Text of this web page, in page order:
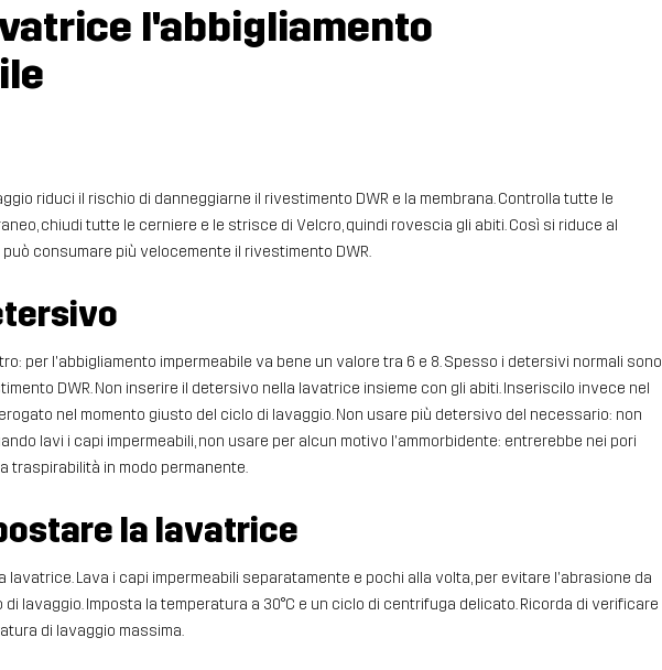
l'abbigliamento
riduci il rischio di danneggiarne il rivestimento DWR e la membrana. Controlla tutte le
chiudi tutte le cerniere e le strisce di Velcro, quindi rovescia gli abiti. Così si riduce al
consumare più velocemente il rivestimento DWR.
per l'abbigliamento impermeabile va bene un valore tra 6 e 8. Spesso i detersivi normali sono
DWR. Non inserire il detersivo nella lavatrice insieme con gli abiti. Inseriscilo invece nel
nel momento giusto del ciclo di lavaggio. Non usare più detersivo del necessario: non
lavi i capi impermeabili, non usare per alcun motivo l'ammorbidente: entrerebbe nei pori
traspirabilità in modo permanente.
la lavatrice
lavatrice. Lava i capi impermeabili separatamente e pochi alla volta, per evitare l'abrasione da
lavaggio. Imposta la temperatura a 30°C e un ciclo di centrifuga delicato. Ricorda di verificare
di lavaggio massima.